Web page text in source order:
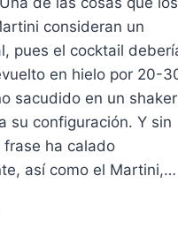
consideran un
pues el cocktail
en hielo por 20-
sacudido en un shaker
su configuración. Y sin
frase ha calado
así como el Martini,…